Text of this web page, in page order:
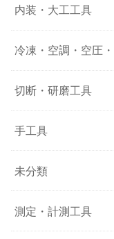
内装・大工工具
冷凍・空調・空圧
切断・研磨工具
手工具
未分類
測定・計測工具